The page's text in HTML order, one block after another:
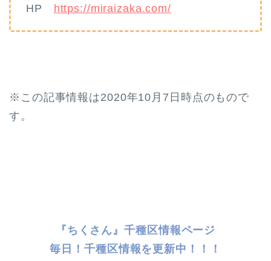
HP
https://miraizaka.com/
※この記事情報は2020年10月7日時点のもので
す。
『ちくさん』千種区情報ページ
毎日！千種 区情報を更新中！！！